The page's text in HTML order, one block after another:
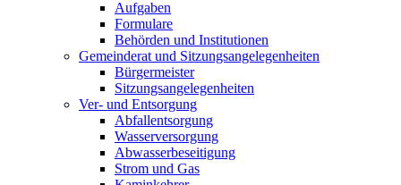
Aufgaben
Formulare
Behörden und Institutionen
Gemeinderat und Sitzungsangelegenheiten
Bürgermeister
Sitzungsangelegenheiten
Ver- und Entsorgung
Abfallentsorgung
Wasserversorgung
Abwasserbeseitigung
Strom und Gas